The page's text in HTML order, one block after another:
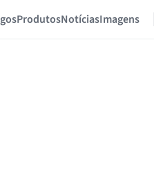
ProdutosNotíciasImagens